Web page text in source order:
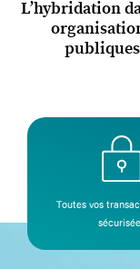
L’hybridation
publiques
Toutes vos